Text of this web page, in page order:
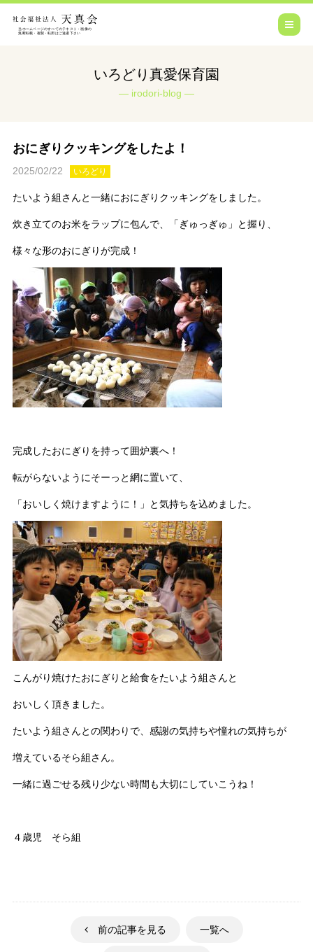
いろどり真愛保育園
irodori-blog
おにぎりクッキングをしたよ！
2025/02/22 いろどり
たいよう組さんと一緒におにぎりクッキングをしました。
炊き立てのお米をラップに包んで、「ぎゅっぎゅ」と握り、
様々な形のおにぎりが完成！
完成したおにぎりを持って囲炉裏へ！
転がらないようにそーっと網に置いて、
「おいしく焼けますように！」と気持ちを込めました。
こんがり焼けたおにぎりと給食をたいよう組さんと
おいしく頂きました。
たいよう組さんとの関わりで、感謝の気持ちや憧れの気持ちが
増えているそら組さん。
一緒に過ごせる残り少ない時間も大切にしていこうね！
４歳児 そら組
前の記事を見る 一覧へ